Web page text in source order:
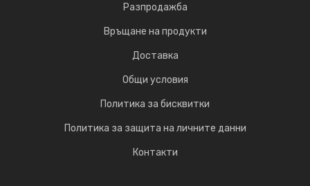
Разпродажба
Връщане на продукти
Доставка
Общи условия
Политика за бисквитки
Политика за защита на личните данни
Контакти